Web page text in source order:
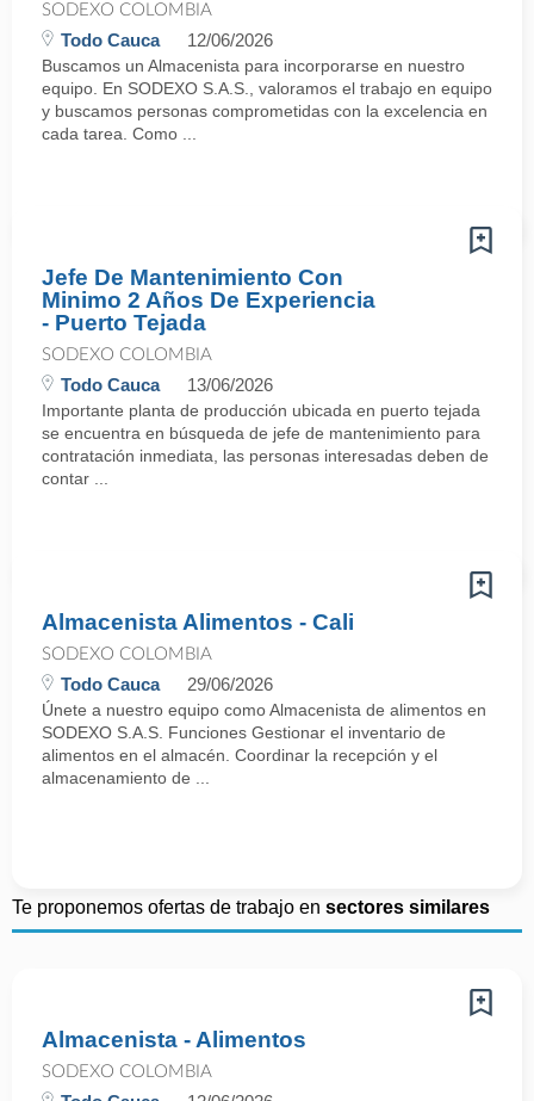
SODEXO COLOMBIA
Todo Cauca 12/06/2026
Buscamos un Almacenista para incorporarse en nuestro
equipo. En SODEXO S.A.S., valoramos el trabajo en equipo
y buscamos personas comprometidas con la excelencia en
cada tarea. Como ...
Jefe De Mantenimiento Con
Minimo 2 Años De Experiencia
- Puerto Tejada
SODEXO COLOMBIA
Todo Cauca 13/06/2026
Importante planta de producción ubicada en puerto tejada
se encuentra en búsqueda de jefe de mantenimiento para
contratación inmediata, las personas interesadas deben de
contar ...
Almacenista Alimentos - Cali
SODEXO COLOMBIA
Todo Cauca 29/06/2026
Únete a nuestro equipo como Almacenista de alimentos en
SODEXO S.A.S. Funciones Gestionar el inventario de
alimentos en el almacén. Coordinar la recepción y el
almacenamiento de ...
Te proponemos ofertas de trabajo en sectores similares
Almacenista - Alimentos
SODEXO COLOMBIA